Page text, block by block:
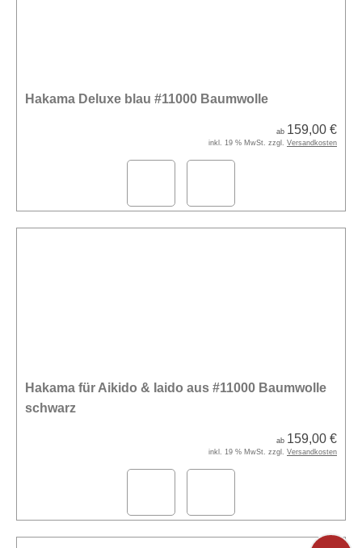
Hakama Deluxe blau #11000 Baumwolle
ab 159,00 €
inkl. 19 % MwSt. zzgl. Versandkosten
Hakama für Aikido & Iaido aus #11000 Baumwolle
schwarz
ab 159,00 €
inkl. 19 % MwSt. zzgl. Versandkosten